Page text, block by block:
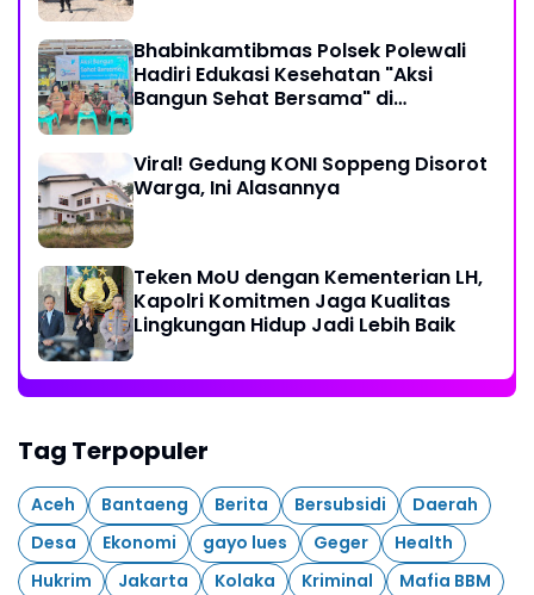
Bhabinkamtibmas Polsek Polewali
Hadiri Edukasi Kesehatan "Aksi
Bangun Sehat Bersama" di
Viral! Gedung KONI Soppeng Disorot
Warga, Ini Alasannya
Teken MoU dengan Kementerian LH,
Kapolri Komitmen Jaga Kualitas
Lingkungan Hidup Jadi Lebih Baik
Tag Terpopuler
Aceh Bantaeng Berita Bersubsidi
Daerah
Desa
Ekonomi gayo lues Geger
Health
Hukrim
Jakarta Kolaka Kriminal
Mafia BBM